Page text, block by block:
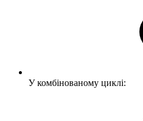
У комбінованому циклі: